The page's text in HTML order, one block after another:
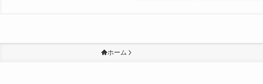
ホーム